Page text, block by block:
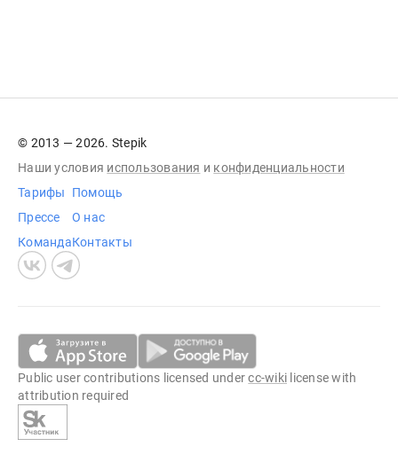
© 2013 — 2026. Stepik
Наши условия использования и конфиденциальности
Тарифы
Прессе
Команда
Помощь
О нас
Контакты
Public user contributions licensed undercc-wiki license with
attribution required